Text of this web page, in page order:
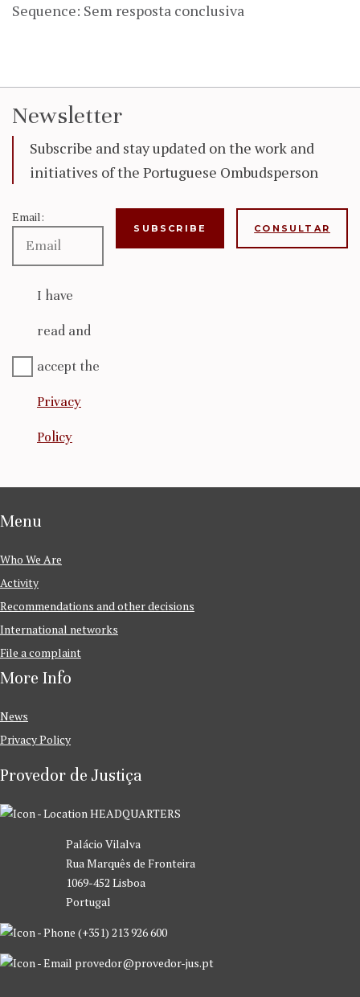
Sequence: Sem resposta conclusiva
Newsletter
Subscribe and stay updated on the work and
initiatives of the Portuguese Ombudsperson
Email:
I have
read and
accept the
Privacy
Policy
CONSULTAR
Menu
Who We Are
Activity
Recommendations and other decisions
International networks
File a complaint
More Info
News
Privacy Policy
Provedor de Justiça
HEADQUARTERS
Palácio Vilalva
Rua Marquês de Fronteira
1069-452 Lisboa
Portugal
(+351) 213 926 600
provedor@provedor-jus.pt